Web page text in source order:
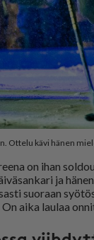
Ottelu kävi hänen
on ihan
ja
suo­raan
ai­ka lau­laa